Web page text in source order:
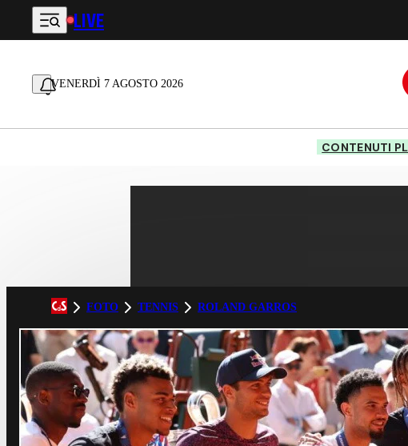
Vai al contenuto principale
LIVE
VENERDÌ 7 AGOSTO 2026
CONTENUTI
FOTO TENNIS ROLAND GARROS